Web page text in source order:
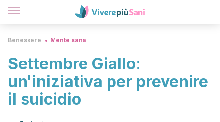
Benessere Mente sana
Settembre Giallo:
un'iniziativa per prevenire
il suicidio